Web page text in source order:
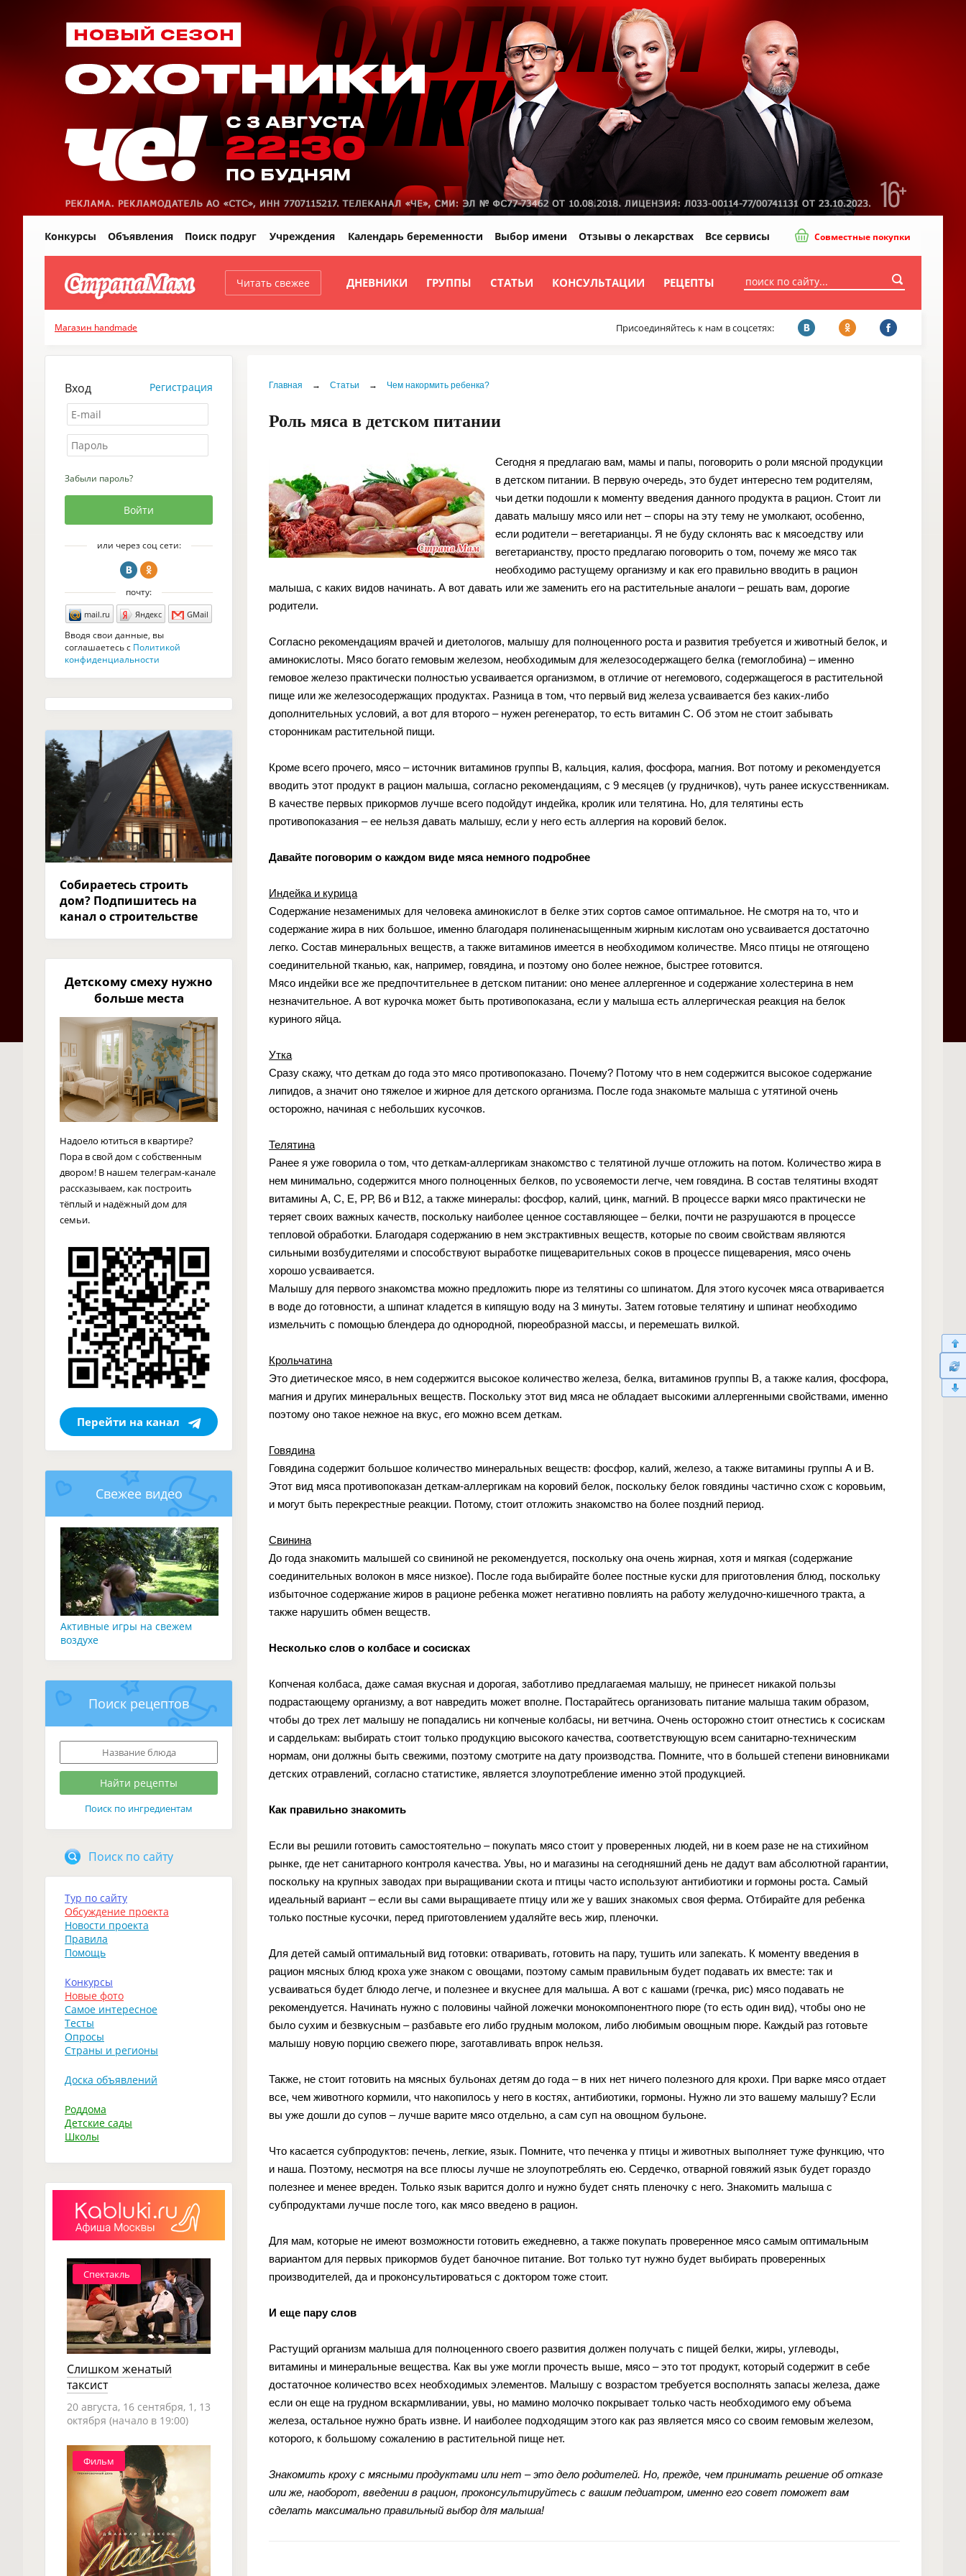
Читать свежее ДНЕВНИКИ ГРУППЫ СТАТЬИ КОНСУЛЬТАЦИИ РЕЦЕПТЫ
Конкурсы Объявления Поиск подруг Учреждения Календарь беременности Выбор имени Отзывы о лекарствах Все сервисы Совместные покупки
Магазин handmade Присоединяйтесь к нам в соцсетях:
Главная → Статьи → Чем накормить ребенка?
Роль мяса в детском питании
Сегодня я предлагаю вам, мамы и папы, поговорить о роли мясной продукции
в детском питании. В первую очередь, это будет интересно тем родителям,
чьи детки подошли к моменту введения данного продукта в рацион. Стоит ли
давать малышу мясо или нет – споры на эту тему не умолкают, особенно,
если родители – вегетарианцы. Я не буду склонять вас к мясоедству или
вегетарианству, просто предлагаю поговорить о том, почему же мясо так
необходимо растущему организму и как его правильно вводить в рацион
малыша, с каких видов начинать. А вот давать или же заменить его на растительные аналоги – решать вам, дорогие
родители.
Согласно рекомендациям врачей и диетологов, малышу для полноценного роста и развития требуется и животный белок, и
аминокислоты. Мясо богато гемовым железом, необходимым для железосодержащего белка (гемоглобина) – именно
гемовое железо практически полностью усваивается организмом, в отличие от негемового, содержащегося в растительной
пище или же железосодержащих продуктах. Разница в том, что первый вид железа усваивается без каких-либо
дополнительных условий, а вот для второго – нужен регенератор, то есть витамин С. Об этом не стоит забывать
сторонникам растительной пищи.
Кроме всего прочего, мясо – источник витаминов группы В, кальция, калия, фосфора, магния. Вот потому и рекомендуется
вводить этот продукт в рацион малыша, согласно рекомендациям, с 9 месяцев (у грудничков), чуть ранее искусственникам.
В качестве первых прикормов лучше всего подойдут индейка, кролик или телятина. Но, для телятины есть
противопоказания – ее нельзя давать малышу, если у него есть аллергия на коровий белок.
Давайте поговорим о каждом виде мяса немного подробнее
Индейка и курица
Содержание незаменимых для человека аминокислот в белке этих сортов самое оптимальное. Не смотря на то, что и
содержание жира в них большое, именно благодаря полиненасыщенным жирным кислотам оно усваивается достаточно
легко. Состав минеральных веществ, а также витаминов имеется в необходимом количестве. Мясо птицы не отягощено
соединительной тканью, как, например, говядина, и поэтому оно более нежное, быстрее готовится.
Мясо индейки все же предпочтительнее в детском питании: оно менее аллергенное и содержание холестерина в нем
незначительное. А вот курочка может быть противопоказана, если у малыша есть аллергическая реакция на белок
куриного яйца.
Утка
Сразу скажу, что деткам до года это мясо противопоказано. Почему? Потому что в нем содержится высокое содержание
липидов, а значит оно тяжелое и жирное для детского организма. После года знакомьте малыша с утятиной очень
осторожно, начиная с небольших кусочков.
Телятина
Ранее я уже говорила о том, что деткам-аллергикам знакомство с телятиной лучше отложить на потом. Количество жира в
нем минимально, содержится много полноценных белков, по усвояемости легче, чем говядина. В состав телятины входят
витамины А, С, Е, РР, В6 и В12, а также минералы: фосфор, калий, цинк, магний. В процессе варки мясо практически не
теряет своих важных качеств, поскольку наиболее ценное составляющее – белки, почти не разрушаются в процессе
тепловой обработки. Благодаря содержанию в нем экстрактивных веществ, которые по своим свойствам являются
сильными возбудителями и способствуют выработке пищеварительных соков в процессе пищеварения, мясо очень
хорошо усваивается.
Малышу для первого знакомства можно предложить пюре из телятины со шпинатом. Для этого кусочек мяса отваривается
в воде до готовности, а шпинат кладется в кипящую воду на 3 минуты. Затем готовые телятину и шпинат необходимо
измельчить с помощью блендера до однородной, пюреобразной массы, и перемешать вилкой.
Крольчатина
Это диетическое мясо, в нем содержится высокое количество железа, белка, витаминов группы В, а также калия, фосфора,
магния и других минеральных веществ. Поскольку этот вид мяса не обладает высокими аллергенными свойствами, именно
поэтому оно такое нежное на вкус, его можно всем деткам.
Говядина
Говядина содержит большое количество минеральных веществ: фосфор, калий, железо, а также витамины группы А и В.
Этот вид мяса противопоказан деткам-аллергикам на коровий белок, поскольку белок говядины частично схож с коровьим,
и могут быть перекрестные реакции. Потому, стоит отложить знакомство на более поздний период.
Свинина
До года знакомить малышей со свининой не рекомендуется, поскольку она очень жирная, хотя и мягкая (содержание
соединительных волокон в мясе низкое). После года выбирайте более постные куски для приготовления блюд, поскольку
избыточное содержание жиров в рационе ребенка может негативно повлиять на работу желудочно-кишечного тракта, а
также нарушить обмен веществ.
Несколько слов о колбасе и сосисках
Копченая колбаса, даже самая вкусная и дорогая, заботливо предлагаемая малышу, не принесет никакой пользы
подрастающему организму, а вот навредить может вполне. Постарайтесь организовать питание малыша таким образом,
чтобы до трех лет малышу не попадались ни копченые колбасы, ни ветчина. Очень осторожно стоит отнестись к сосискам
и сарделькам: выбирать стоит только продукцию высокого качества, соответствующую всем санитарно-техническим
нормам, они должны быть свежими, поэтому смотрите на дату производства. Помните, что в большей степени виновниками
детских отравлений, согласно статистике, является злоупотребление именно этой продукцией.
Как правильно знакомить
Если вы решили готовить самостоятельно – покупать мясо стоит у проверенных людей, ни в коем разе не на стихийном
рынке, где нет санитарного контроля качества. Увы, но и магазины на сегодняшний день не дадут вам абсолютной гарантии,
поскольку на крупных заводах при выращивании скота и птицы часто используют антибиотики и гормоны роста. Самый
идеальный вариант – если вы сами выращиваете птицу или же у ваших знакомых своя ферма. Отбирайте для ребенка
только постные кусочки, перед приготовлением удаляйте весь жир, пленочки.
Для детей самый оптимальный вид готовки: отваривать, готовить на пару, тушить или запекать. К моменту введения в
рацион мясных блюд кроха уже знаком с овощами, поэтому самым правильным будет подавать их вместе: так и
усваиваться будет блюдо легче, и полезнее и вкуснее для малыша. А вот с кашами (гречка, рис) мясо подавать не
рекомендуется. Начинать нужно с половины чайной ложечки монокомпонентного пюре (то есть один вид), чтобы оно не
было сухим и безвкусным – разбавьте его либо грудным молоком, либо любимым овощным пюре. Каждый раз готовьте
малышу новую порцию свежего пюре, заготавливать впрок нельзя.
Также, не стоит готовить на мясных бульонах детям до года – в них нет ничего полезного для крохи. При варке мясо отдает
все, чем животного кормили, что накопилось у него в костях, антибиотики, гормоны. Нужно ли это вашему малышу? Если
вы уже дошли до супов – лучше варите мясо отдельно, а сам суп на овощном бульоне.
Что касается субпродуктов: печень, легкие, язык. Помните, что печенка у птицы и животных выполняет туже функцию, что
и наша. Поэтому, несмотря на все плюсы лучше не злоупотреблять ею. Сердечко, отварной говяжий язык будет гораздо
полезнее и менее вреден. Только язык варится долго и нужно будет снять пленочку с него. Знакомить малыша с
субпродуктами лучше после того, как мясо введено в рацион.
Для мам, которые не имеют возможности готовить ежедневно, а также покупать проверенное мясо самым оптимальным
вариантом для первых прикормов будет баночное питание. Вот только тут нужно будет выбирать проверенных
производителей, да и проконсультироваться с доктором тоже стоит.
И еще пару слов
Растущий организм малыша для полноценного своего развития должен получать с пищей белки, жиры, углеводы,
витамины и минеральные вещества. Как вы уже могли прочесть выше, мясо – это тот продукт, который содержит в себе
достаточное количество всех необходимых элементов. Малышу с возрастом требуется восполнять запасы железа, даже
если он еще на грудном вскармливании, увы, но мамино молочко покрывает только часть необходимого ему объема
железа, остальное нужно брать извне. И наиболее подходящим этого как раз является мясо со своим гемовым железом,
которого, к большому сожалению в растительной пище нет.
Знакомить кроху с мясными продуктами или нет – это дело родителей. Но, прежде, чем принимать решение об отказе
или же, наоборот, введении в рацион, проконсультируйтесь с вашим педиатром, именно его совет поможет вам
сделать максимально правильный выбор для малыша!
Вход Регистрация
Забыли пароль?
или через соц сети:
почту:
mail.ru Яндекс GMail
Вводя свои данные, вы
соглашаетесь с Политикой
конфиденциальности
Собираетесь строить
дом? Подпишитесь на
канал о строительстве
Детскому смеху нужно
больше места
Надоело ютиться в квартире?
Пора в свой дом с собственным
двором! В нашем телеграм-канале
рассказываем, как построить
тёплый и надёжный дом для
семьи.
Перейти на канал
Свежее видео
Активные игры на свежем
воздухе
Поиск рецептов
Поиск по ингредиентам
Поиск по сайту
Тур по сайту
Обсуждение проекта
Новости проекта
Правила
Помощь
Конкурсы
Новые фото
Самое интересное
Тесты
Опросы
Страны и регионы
Доска объявлений
Роддома
Детские сады
Школы
Спектакль
Слишком женатый
таксист
20 августа, 16 сентября, 1, 13
октября (начало в 19:00)
Фильм